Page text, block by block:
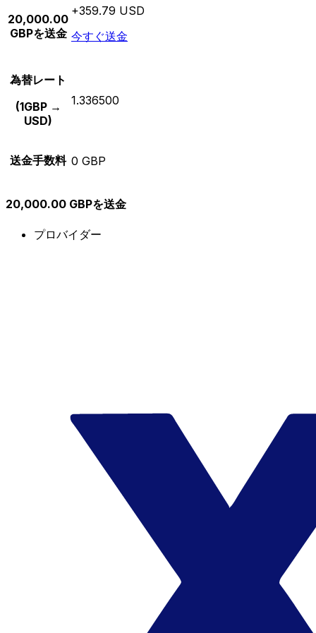
20,000.00
GBPを送金
+359.79 USD
今すぐ送金
為替レート
(1GBP →
USD)
1.336500
送金手数料 0 GBP
20,000.00 GBPを送金
プロバイダー